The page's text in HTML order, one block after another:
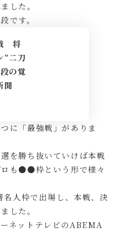
した。
です。
将
“二刀
の覚
聞
に「最強戦」がありま
を勝ち抜いていけば本戦
ロも●●枠という形で様々
人枠で出場し、本戦、決
した。
ネットテレビのABEMA